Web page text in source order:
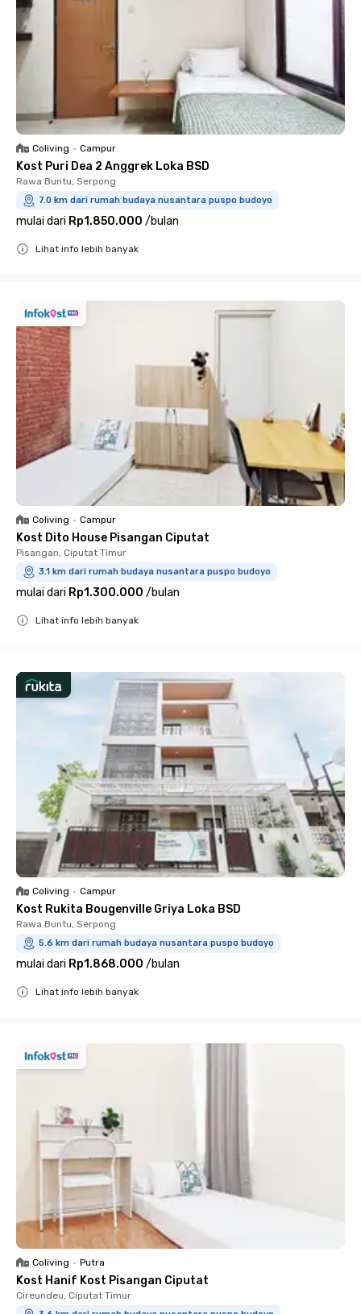
Coliving • Campur
Kost Puri Dea 2 Anggrek Loka BSD
Rawa Buntu, Serpong
7.0 km dari rumah budaya nusantara puspo budoyo
mulai dari Rp1.850.000 /bulan
Lihat info lebih banyak
Coliving • Campur
Kost Dito House Pisangan Ciputat
Pisangan, Ciputat Timur
3.1 km dari rumah budaya nusantara puspo budoyo
mulai dari Rp1.300.000 /bulan
Lihat info lebih banyak
Coliving • Campur
Kost Rukita Bougenville Griya Loka BSD
Rawa Buntu, Serpong
5.6 km dari rumah budaya nusantara puspo budoyo
mulai dari Rp1.868.000 /bulan
Lihat info lebih banyak
Coliving • Putra
Kost Hanif Kost Pisangan Ciputat
Cireundeu, Ciputat Timur